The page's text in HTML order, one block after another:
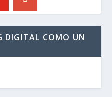
DIGITAL COMO UN